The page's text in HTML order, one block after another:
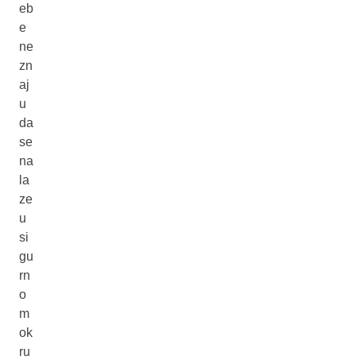
eb
e
ne
zn
aj
u
da
se
na
la
ze
u
si
gu
rn
o
m
ok
ru